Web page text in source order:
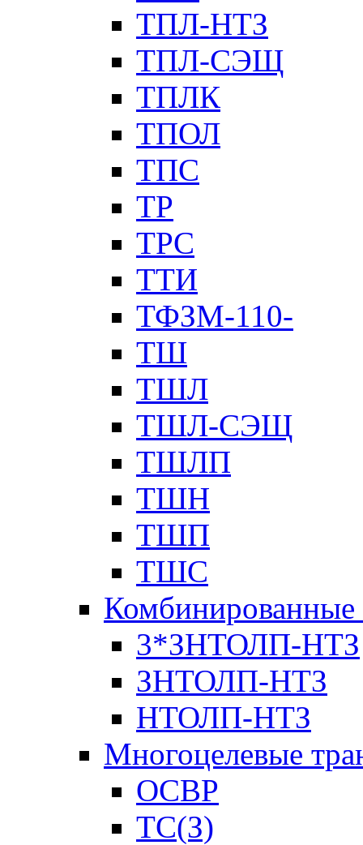
ТПЛ-НТЗ
ТПЛ-СЭЩ
ТПЛК
ТПОЛ
ТПС
ТР
ТРС
ТТИ
ТФЗМ-110-
ТШ
ТШЛ
ТШЛ-СЭЩ
ТШЛП
ТШН
ТШП
ТШС
Комбинированные
3*ЗНТОЛП-НТЗ
ЗНТОЛП-НТЗ
НТОЛП-НТЗ
Многоцелевые
ОСВР
ТС(З)